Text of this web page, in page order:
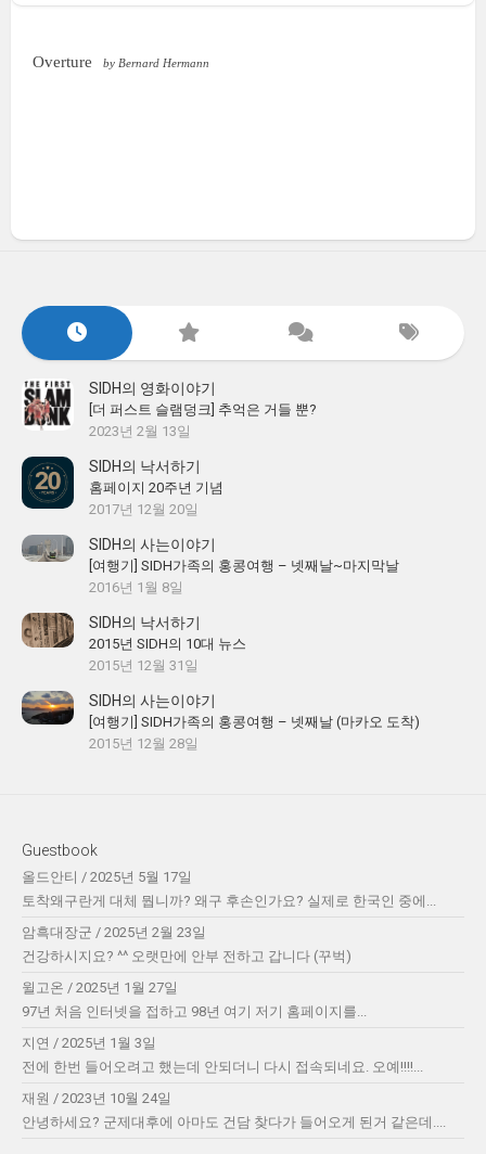
Overture by Bernard Hermann
SIDH의 영화이야기
[더 퍼스트 슬램덩크] 추억은 거들 뿐?
2023년 2월 13일
SIDH의 낙서하기
홈페이지 20주년 기념
2017년 12월 20일
SIDH의 사는이야기
[여행기] SIDH가족의 홍콩여행 – 넷째날~마지막날
2016년 1월 8일
SIDH의 낙서하기
2015년 SIDH의 10대 뉴스
2015년 12월 31일
SIDH의 사는이야기
[여행기] SIDH가족의 홍콩여행 – 넷째날 (마카오 도착)
2015년 12월 28일
Guestbook
올드안티 / 2025년 5월 17일
토착왜구란게 대체 뭡니까? 왜구 후손인가요? 실제로 한국인 중에...
암흑대장군 / 2025년 2월 23일
건강하시지요? ^^ 오랫만에 안부 전하고 갑니다 (꾸벅)
윌고온 / 2025년 1월 27일
97년 처음 인터넷을 접하고 98년 여기 저기 홈페이지를...
지연 / 2025년 1월 3일
전에 한번 들어오려고 했는데 안되더니 다시 접속되네요. 오예!!!!...
재원 / 2023년 10월 24일
안녕하세요? 군제대후에 아마도 건담 찾다가 들어오게 된거 같은데....